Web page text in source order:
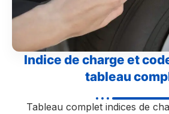
Indice de charge et
tableau
Tableau complet indices de